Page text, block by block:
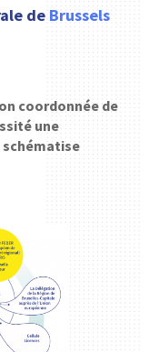
de Brussels
coordonnée de
une